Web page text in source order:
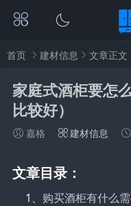
首页 建材信息 文章正文
家庭式酒柜要怎
比较好）
嘉格 建材信息
文章目录：
1、 购买酒柜有什么